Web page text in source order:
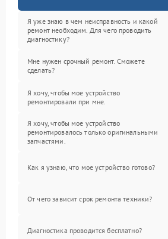
Я уже знаю в чем неисправность и какой
ремонт необходим. Для чего проводить
диагностику?
Мне нужен срочный ремонт. Сможете
сделать?
Я хочу, чтобы мое устройство
ремонтировали при мне.
Я хочу, чтобы мое устройство
ремонтировалось только оригинальными
запчастями.
Как я узнаю, что мое устройство готово?
От чего зависит срок ремонта техники?
Диагностика проводится бесплатно?